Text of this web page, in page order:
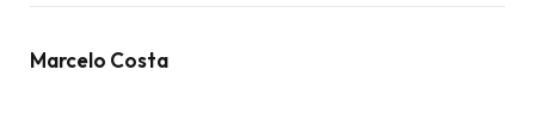
Marcelo Costa